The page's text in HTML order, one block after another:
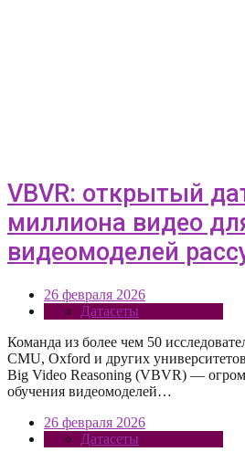
VBVR: открытый
миллиона видео
видеомоделей
26 февраля 2026
Датасеты
Команда из более чем 50
CMU, Oxford и других
Big Video Reasoning (VBVR) —
обучения видеомоделей…
26 февраля 2026
Датасеты